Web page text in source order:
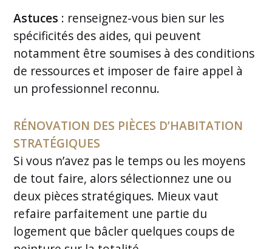
Astuces : renseignez-vous bien sur les
spécificités des aides, qui peuvent
notamment être soumises à des conditions
de ressources et imposer de faire appel à
un professionnel reconnu.
RÉNOVATION DES PIÈCES D’HABITATION
STRATÉGIQUES
Si vous n’avez pas le temps ou les moyens
de tout faire, alors sélectionnez une ou
deux pièces stratégiques. Mieux vaut
refaire parfaitement une partie du
logement que bâcler quelques coups de